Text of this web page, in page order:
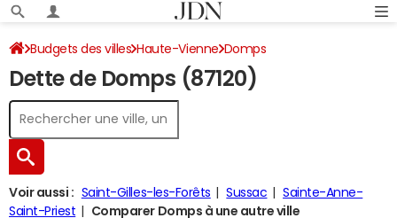
Budgets des villes Haute-Vienne Domps
Dette au 31/12/2024
Dette de Domps (87120)
Voir aussi : Saint-Gilles-les-Forêts Sussac
Sainte-Anne-
Saint-Priest
Comparer Domps à une autre ville